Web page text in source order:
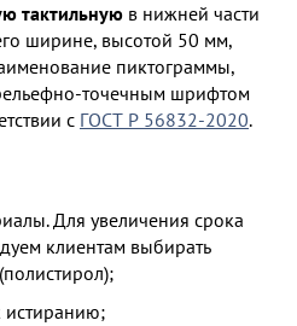
тактильную в нижней части
ширине, высотой 50 мм,
пиктограммы,
точечным шрифтом
с ГОСТ Р 56832-2020.
Для увеличения срока
клиентам выбирать
истиранию;